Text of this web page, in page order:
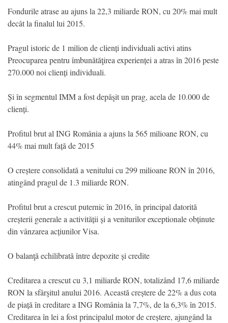
Fondurile atrase au ajuns la 22,3 miliarde RON, cu 20% mai mult
decât la finalul lui 2015.
Pragul istoric de 1 milion de clienți individuali activi atins
Preocuparea pentru îmbunătăţirea experienței a atras în 2016 peste
270.000 noi clienți individuali.
Și în segmentul IMM a fost depăşit un prag, acela de 10.000 de
clienți.
Profitul brut al ING România a ajuns la 565 milioane RON, cu
44% mai mult față de 2015
O creștere consolidată a venitului cu 299 milioane RON în 2016,
atingând pragul de 1.3 miliarde RON.
Profitul brut a crescut puternic în 2016, în principal datorită
creșterii generale a activității și a veniturilor exceptionale obținute
din vânzarea acțiunilor Visa.
O balanţă echilibrată între depozite și credite
Creditarea a crescut cu 3,1 miliarde RON, totalizând 17,6 miliarde
RON la sfârşitul anului 2016. Această creștere de 22% a dus cota
de piață în creditare a ING România la 7,7%, de la 6,3% în 2015.
Creditarea în lei a fost principalul motor de creștere, ajungând la